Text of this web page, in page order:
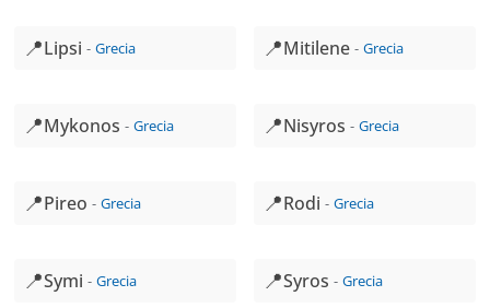
📍Lipsi Grecia 📍Mitilene Grecia
📍Mykonos Grecia 📍Nisyros Grecia
📍Pireo Grecia 📍Rodi Grecia
📍Symi Grecia 📍Syros Grecia